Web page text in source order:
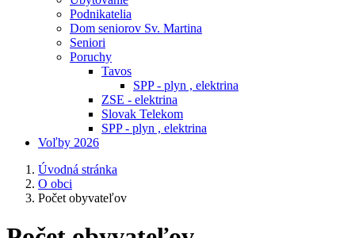
Podnikatelia
Dom seniorov Sv. Martina
Seniori
Poruchy
Tavos
SPP - plyn , elektrina
ZSE - elektrina
Slovak Telekom
SPP - plyn , elektrina
Voľby 2026
Úvodná stránka
O obci
Počet obyvateľov